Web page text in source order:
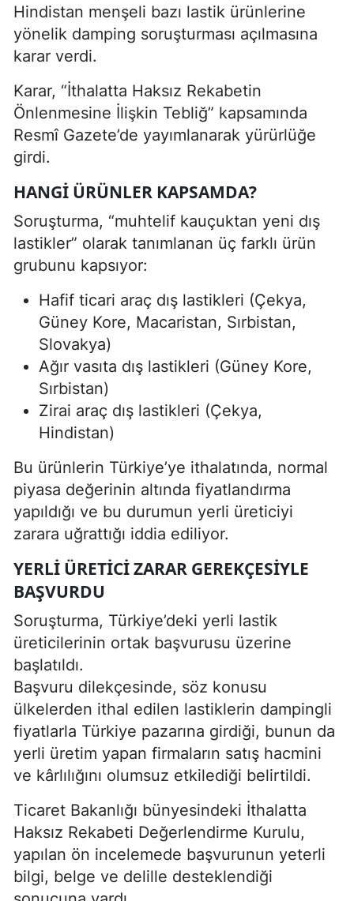
Hindistan menşeli bazı lastik ürünlerine
yönelik damping soruşturması açılmasına
karar verdi.
Karar, “İthalatta Haksız Rekabetin
Önlenmesine İlişkin Tebliğ” kapsamında
Resmî Gazete’de yayımlanarak yürürlüğe
girdi.
HANGI ÜRÜNLER KAPSAMDA?
Soruşturma, “muhtelif kauçuktan yeni dış
lastikler” olarak tanımlanan üç farklı ürün
grubunu kapsıyor:
Hafif ticari araç dış lastikleri (Çekya,
Güney Kore, Macaristan, Sırbistan,
Slovakya)
Ağır vasıta dış lastikleri (Güney Kore,
Sırbistan)
Zirai araç dış lastikleri (Çekya,
Hindistan)
Bu ürünlerin Türkiye’ye ithalatında, normal
piyasa değerinin altında fiyatlandırma
yapıldığı ve bu durumun yerli üreticiyi
zarara uğrattığı iddia ediliyor.
YERLI ÜRETICI ZARAR GEREKÇESIYLE
BAŞVURDU
Soruşturma, Türkiye’deki yerli lastik
üreticilerinin ortak başvurusu üzerine
başlatıldı.
Başvuru dilekçesinde, söz konusu
ülkelerden ithal edilen lastiklerin dampingli
fiyatlarla Türkiye pazarına girdiği, bunun da
yerli üretim yapan firmaların satış hacmini
ve kârlılığını olumsuz etkilediği belirtildi.
Ticaret Bakanlığı bünyesindeki İthalatta
Haksız Rekabeti Değerlendirme Kurulu,
yapılan ön incelemede başvurunun yeterli
bilgi, belge ve delille desteklendiği